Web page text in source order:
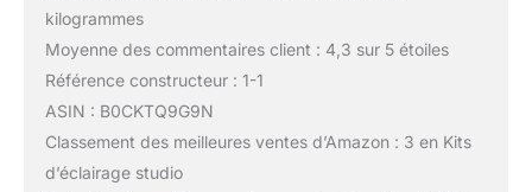
kilogrammes
Moyenne des commentaires client : 4,3 sur 5 étoiles
Référence constructeur : 1-1
ASIN : B0CKTQ9G9N
Classement des meilleures ventes d’Amazon : 3 en Kits
d’éclairage studio